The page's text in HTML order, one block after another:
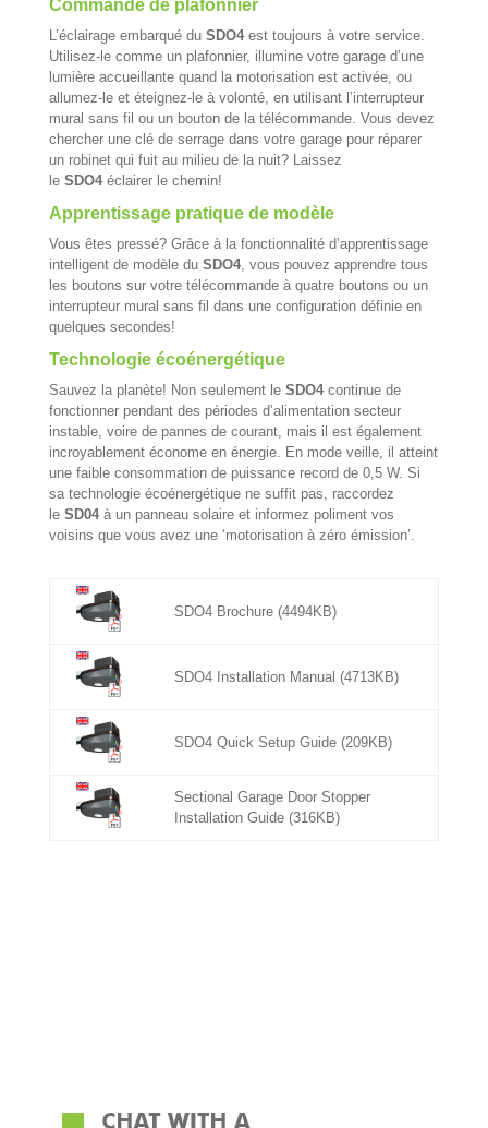
Commande de plafonnier
L’éclairage embarqué du SDO4 est toujours à votre service.
Utilisez-le comme un plafonnier, illumine votre garage d’une
lumière accueillante quand la motorisation est activée, ou
allumez-le et éteignez-le à volonté, en utilisant l’interrupteur
mural sans fil ou un bouton de la télécommande. Vous devez
chercher une clé de serrage dans votre garage pour réparer
un robinet qui fuit au milieu de la nuit? Laissez
le SDO4 éclairer le chemin!
Apprentissage pratique de modèle
Vous êtes pressé? Grâce à la fonctionnalité d’apprentissage
intelligent de modèle du SDO4, vous pouvez apprendre tous
les boutons sur votre télécommande à quatre boutons ou un
interrupteur mural sans fil dans une configuration définie en
quelques secondes!
Technologie écoénergétique
Sauvez la planète! Non seulement le SDO4 continue de
fonctionner pendant des périodes d’alimentation secteur
instable, voire de pannes de courant, mais il est également
incroyablement économe en énergie. En mode veille, il atteint
une faible consommation de puissance record de 0,5 W. Si
sa technologie écoénergétique ne suffit pas, raccordez
le SD04 à un panneau solaire et informez poliment vos
voisins que vous avez une ‘motorisation à zéro émission’.
SDO4 Brochure (4494KB)
SDO4 Installation Manual (4713KB)
SDO4 Quick Setup Guide (209KB)
Sectional Garage Door Stopper
Installation Guide (316KB)